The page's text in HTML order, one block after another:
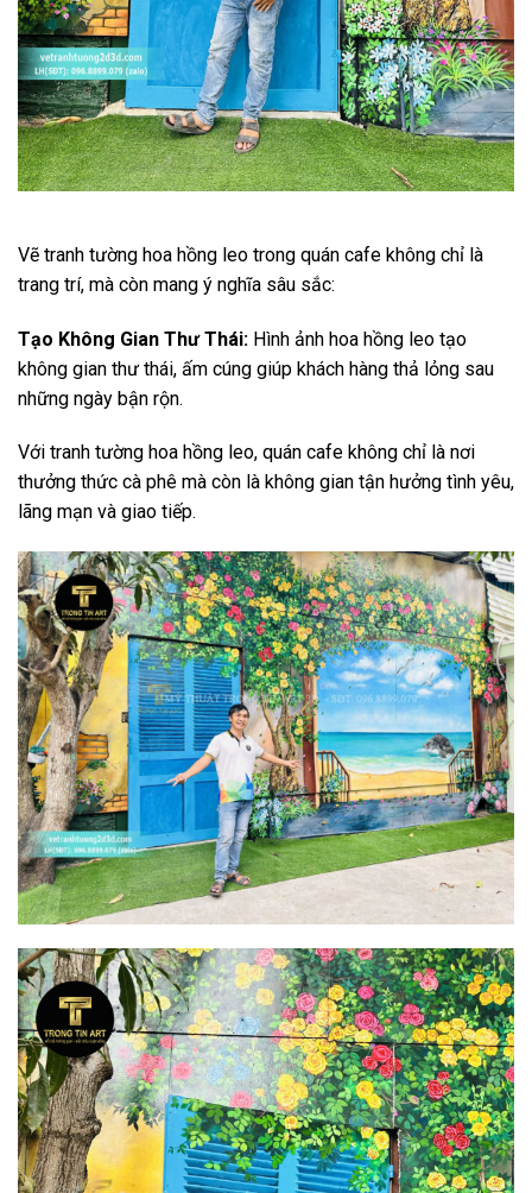
Vẽ tranh tường hoa hồng leo trong quán cafe không chỉ là
trang trí, mà còn mang ý nghĩa sâu sắc:
Tạo Không Gian Thư Thái: Hình ảnh hoa hồng leo tạo
không gian thư thái, ấm cúng giúp khách hàng thả lỏng sau
những ngày bận rộn.
Với tranh tường hoa hồng leo, quán cafe không chỉ là nơi
thưởng thức cà phê mà còn là không gian tận hưởng tình yêu,
lãng mạn và giao tiếp.